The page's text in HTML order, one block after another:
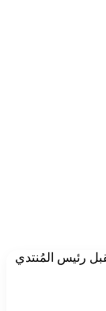
رئيس المُنتدي